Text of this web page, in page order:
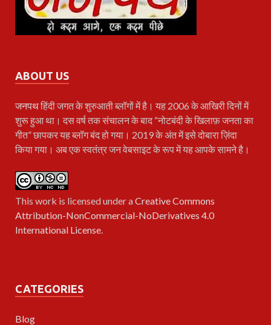
ABOUT US
जनपथहिंदी जगत के शुरुआती ब्लॉगों में है। यह 2006 के आखिरी दिनों में
शुरू हुआ था। दस वर्ष तक संचालन के बाद “नोटबंदी के खिलाफ़ जनता का
गीत” छापकर यह ब्लॉग बंद हो गया। 2019 के अंत में इसे दोबारा ज़िंदा
किया गया। अब एक स्वतंत्र जन वेबसाइट के रूप में यह आपके सामने है।
This work is licensed under aCreative Commons
Attribution-NonCommercial-NoDerivatives 4.0
International License.
CATEGORIES
Blog